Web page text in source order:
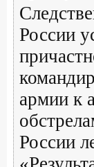
России
армии к
России